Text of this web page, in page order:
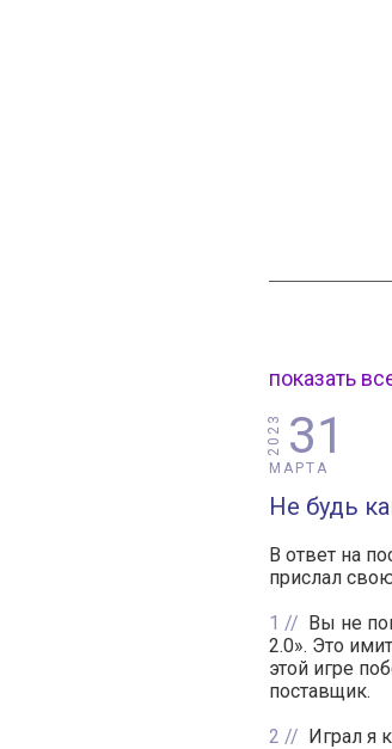
показать
31
МАРТА
2023
Не будь
В ответ на
прислал
1
Вы не
2.0». Это
этой игре
поставщик.
2
Играл я